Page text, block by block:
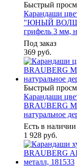
Быстрый
Карандаши
"ЮНЫЙ
грифель 3 мм,
Под заказ
369 руб.
Быстрый
Карандаши
BRAUBERG
натуральное
Есть в наличии
1 928 руб.